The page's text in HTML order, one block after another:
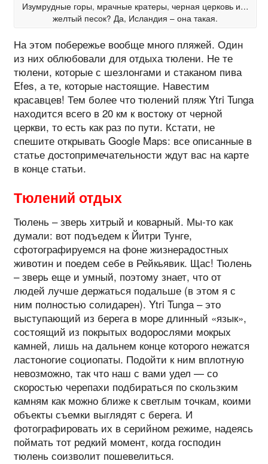
Изумрудные горы, мрачные кратеры, черная церковь и…
желтый песок? Да, Исландия – она такая.
На этом побережье вообще много пляжей. Один
из них облюбовали для отдыха тюлени. Не те
тюлени, которые с шезлонгами и стаканом пива
Efes, а те, которые настоящие. Навестим
красавцев! Тем более что тюлений пляж Ytri Tunga
находится всего в 20 км к востоку от черной
церкви, то есть как раз по пути. Кстати, не
спешите открывать Google Maps: все описанные в
статье достопримечательности ждут вас на карте
в конце статьи.
Тюлений отдых
Тюлень – зверь хитрый и коварный. Мы-то как
думали: вот подъедем к Йитри Тунге,
сфотографируемся на фоне жизнерадостных
животин и поедем себе в Рейкьявик. Щас! Тюлень
– зверь еще и умный, поэтому знает, что от
людей лучше держаться подальше (в этом я с
ним полностью солидарен). Ytri Tunga – это
выступающий из берега в море длинный «язык»,
состоящий из покрытых водорослями мокрых
камней, лишь на дальнем конце которого нежатся
ластоногие социопаты. Подойти к ним вплотную
невозможно, так что наш с вами удел — со
скоростью черепахи подбираться по скользким
камням как можно ближе к светлым точкам, коими
объекты съемки выглядят с берега. И
фотографировать их в серийном режиме, надеясь
поймать тот редкий момент, когда господин
тюлень соизволит пошевелиться.